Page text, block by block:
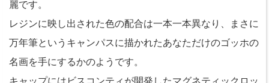
麗です。
レジンに映し出された色の配合は一本一本異なり、まさに
万年筆というキャンパスに描かれたあなただけのゴッホの
名画を手にするかのようです。